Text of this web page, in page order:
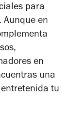
para
Aunque en
en
una
tu